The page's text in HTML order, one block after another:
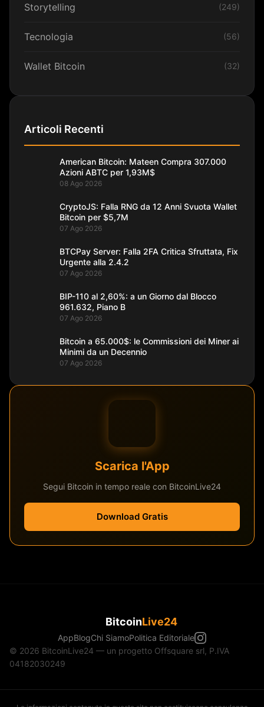
Storytelling (249)
Tecnologia (56)
Wallet Bitcoin (32)
Articoli Recenti
American Bitcoin: Mateen Compra 307.000
Azioni ABTC per 1,93M$
08 Ago 2026
CryptoJS: Falla RNG da 12 Anni Svuota Wallet
Bitcoin per $5,7M
07 Ago 2026
BTCPay Server: Falla 2FA Critica Sfruttata, Fix
Urgente alla 2.4.2
07 Ago 2026
BIP-110 al 2,60%: a un Giorno dal Blocco
961.632, Piano B
07 Ago 2026
Bitcoin a 65.000$: le Commissioni dei Miner ai
Minimi da un Decennio
07 Ago 2026
Scarica l'App
Segui Bitcoin in tempo reale con BitcoinLive24
Download Gratis
BitcoinLive24
AppBlogChi SiamoPolitica Editoriale
© 2026 BitcoinLive24 — un progetto Offsquare srl, P.IVA
04182030249